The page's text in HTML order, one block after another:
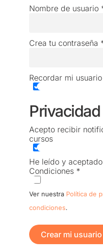
Nombre de usuario
Crea tu contraseña
Recordar mi usuario
Privacidad
Acepto recibir
cursos
He leído y
Condiciones *
Ver nuestra Política de
condiciones.
Crear mi usuario